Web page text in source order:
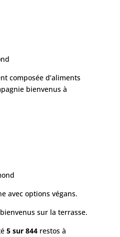
composée d’aliments
bienvenus à
avec options végans.
sur la terrasse.
5 sur 844restos à